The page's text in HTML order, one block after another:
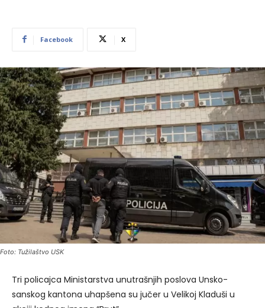
Facebook X
Foto: Tužilaštvo USK
Tri policajca Ministarstva unutrašnjih poslova Unsko-
sanskog kantona uhapšena su jučer u Velikoj Kladuši u